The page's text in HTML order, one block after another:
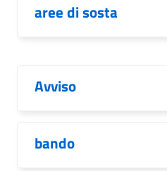
aree di sosta
Avviso
bando